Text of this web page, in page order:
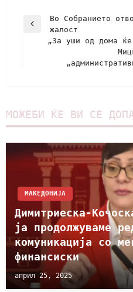
Во Собранието
жалост
„За уши од дома
МОЖЕБИ ЌЕ ВИ СЕ
МАКЕДОНИЈА
Димитриеска-
ја продолжуваме
комуникација со
финансиски
април 25, 2025